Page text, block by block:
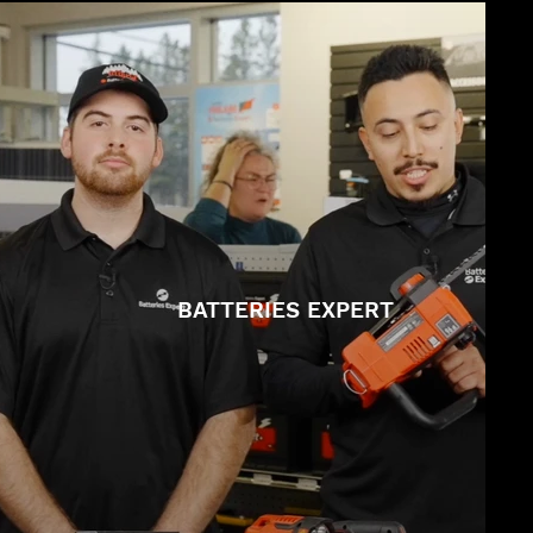
BATTERIES EXPERT